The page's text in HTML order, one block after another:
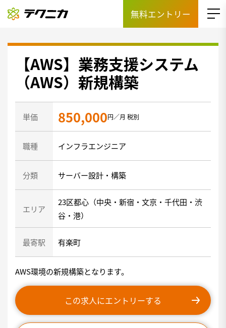
無料エントリー
【AWS】業務支援システム
（AWS）新規構築
単価 850,000円／月 税別
職種 インフラエンジニア
分類 サーバー設計・構築
エリア
23区都心（中央・新宿・文京・千代田・渋
谷・港）
最寄駅 有楽町
AWS環境の新規構築となります。
この求人にエントリーする